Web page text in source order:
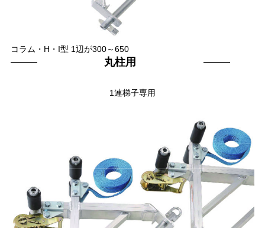
コラム・H・I型 1辺が300～650
丸柱用
1連梯子専用